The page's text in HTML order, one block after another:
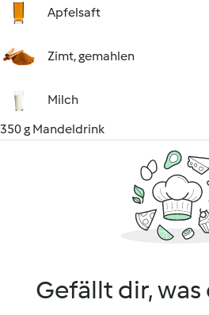
Apfelsaft
Zimt, gemahlen
Milch
350 g Mandeldrink
Gefällt dir, was